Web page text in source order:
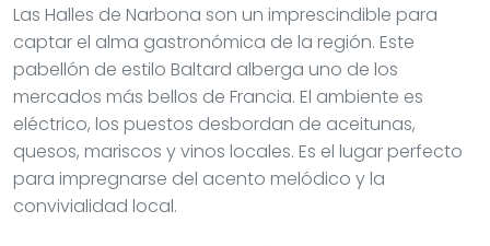
Las Halles de Narbona son un imprescindible para
captar el alma gastronómica de la región. Este
pabellón de estilo Baltard alberga uno de los
mercados más bellos de Francia. El ambiente es
eléctrico, los puestos desbordan de aceitunas,
quesos, mariscos y vinos locales. Es el lugar perfecto
para impregnarse del acento melódico y la
convivialidad local.